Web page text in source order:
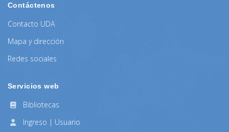
Contáctenos
Contacto UDA
Mapa y dirección
Redes sociales
Servicios web
Bibliotecas
Ingreso | Usuario